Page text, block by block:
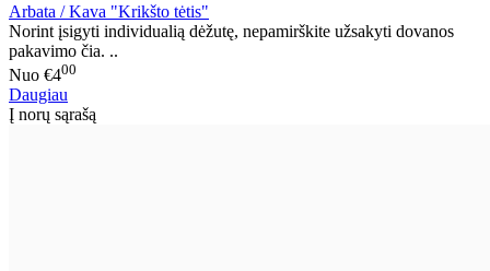
Arbata / Kava "Krikšto tėtis"
Norint įsigyti individualią dėžutę, nepamirškite užsakyti dovanos
pakavimo čia. ..
Nuo €400
Daugiau
Į norų sąrašą